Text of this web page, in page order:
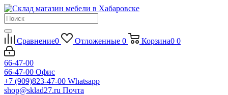
Сравнение0 Отложенные 0 Корзина0 0
66-47-00
66-47-00 Офис
+7 (909)823-47-00 Whatsapp
shop@sklad27.ru Почта